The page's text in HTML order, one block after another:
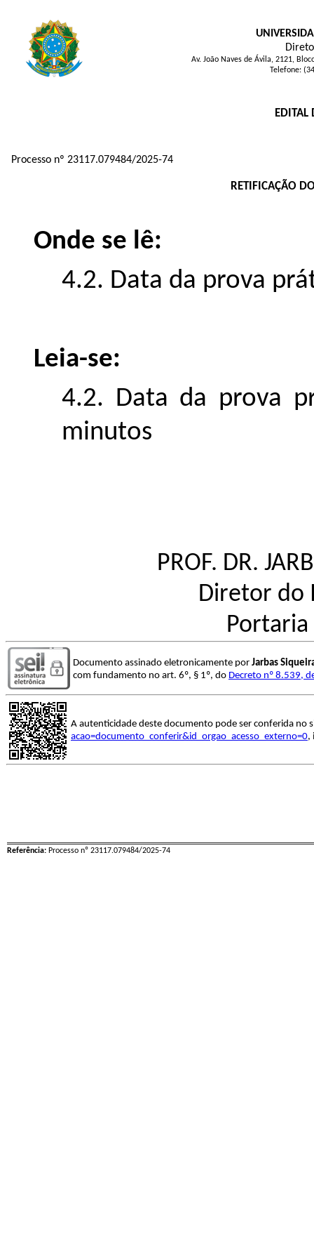
Av. João Naves de Ávila, 2121,
Telefone:
Processo nº 23117.079484/2025-74
RETIFICAÇÃO
Onde se lê:
4.2. Data da prova
Leia-se:
4.2. Data da prova
minutos
PROF. DR.
Diretor do
Documento assinado eletronicamente por Jarbas
com fundamento no art. 6º, § 1º, do Decreto nº 8.539,
A autenticidade deste documento pode ser conferida no
acao=documento_conferir&id_orgao_acesso_externo=0,
Referência: Processo nº 23117.079484/2025-74